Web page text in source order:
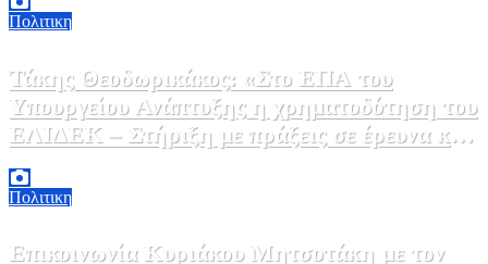
Πολιτικη
Τάκης Θεοδωρικάκος: «Στο ΕΠΑ του
Υπουργείου Ανάπτυξης η χρηματοδότηση του
ΕΛΙΔΕΚ – Στήριξη με πράξεις σε έρευνα και
καινοτομία»
Πολιτικη
Επικοινωνία Κυριάκου Μητσοτάκη με τον